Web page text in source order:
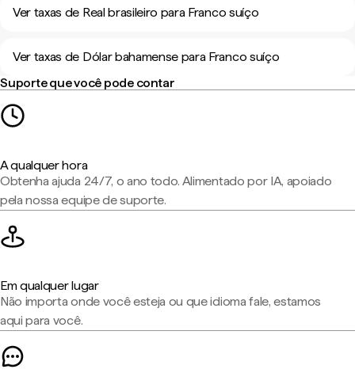
Ver taxas de Real brasileiro para Franco suíço
Ver taxas de Dólar bahamense para Franco suíço
Suporte que você pode contar
A qualquer hora
Obtenha ajuda 24/7, o ano todo. Alimentado por IA, apoiado
pela nossa equipe de suporte.
Em qualquer lugar
Não importa onde você esteja ou que idioma fale, estamos
aqui para você.